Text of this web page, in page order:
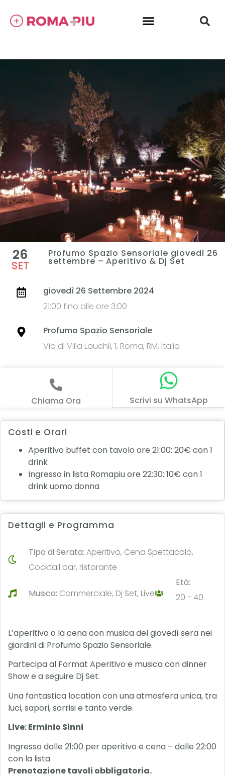
26
SET
Profumo Spazio Sensoriale giovedì 26
settembre – Aperitivo & Dj Set
giovedì 26 Settembre 2024
21:00 fino alle ore 3:00
Profumo Spazio Sensoriale
Via di Villa Lauchli, 1, Roma, RM, Italia
Chiama Ora Scrivi su WhatsApp
Costi e Orari
Aperitivo buffet con tavolo ore 21:00: 20€ con 1
drink
Ingresso in lista Romapiu ore 22:30: 10€ con 1
drink uomo donna
Dettagli e Programma
Tipo di Serata:Aperitivo, Cena Spettacolo,
Cocktail bar, ristorante
Musica: Commerciale, Dj Set, Live
Età:
20 - 40
L’aperitivo o la cena con musica del giovedì sera nei
giardini di Profumo Spazio Sensoriale.
Partecipa al Format Aperitivo e musica con dinner
Show e a seguire Dj Set.
Una fantastica location con una atmosfera unica, tra
luci, sapori, sorrisi e tanto verde.
Live: Erminio Sinni
Ingresso dalle 21:00 per aperitivo e cena – dalle 22:00
con la lista
Prenotazione tavoli obbligatoria.